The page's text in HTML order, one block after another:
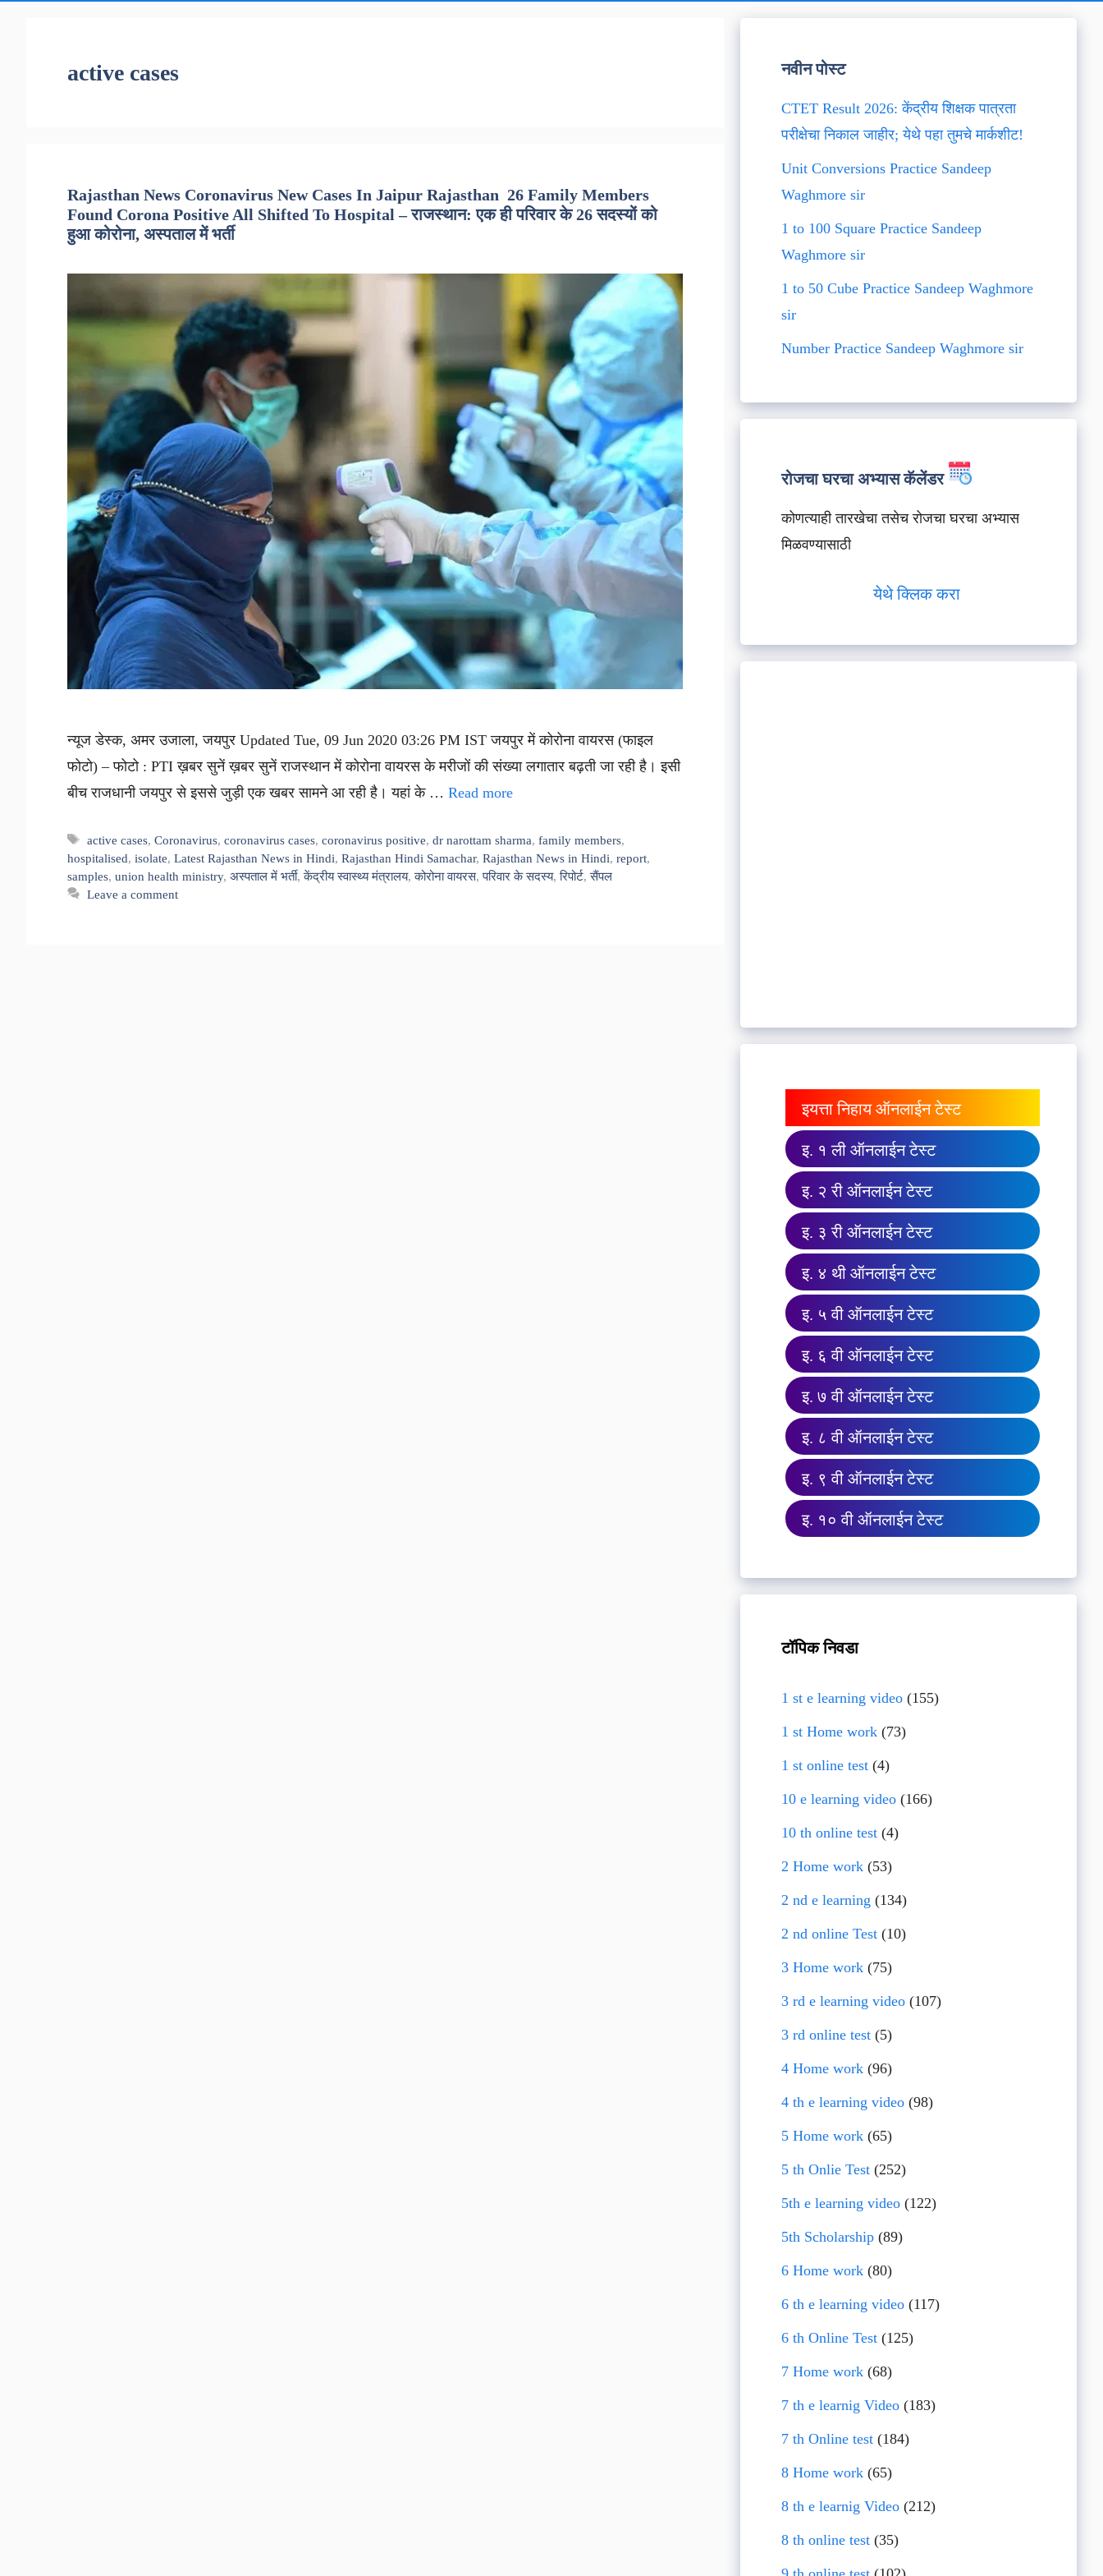
active cases
Rajasthan News Coronavirus New Cases In Jaipur Rajasthan 26 Family Members
Found Corona Positive All Shifted To Hospital – राजस्थान: एक ही परिवार के 26 सदस्यों को
हुआ कोरोना, अस्पताल में भर्ती
न्यूज डेस्क, अमर उजाला, जयपुर Updated Tue, 09 Jun 2020 03:26 PM IST जयपुर में कोरोना वायरस (फाइल
फोटो) – फोटो : PTI ख़बर सुनें ख़बर सुनें राजस्थान में कोरोना वायरस के मरीजों की संख्या लगातार बढ़ती जा रही है। इसी
बीच राजधानी जयपुर से इससे जुड़ी एक खबर सामने आ रही है। यहां के … Read more
Tags
active cases,Coronavirus,coronavirus cases,coronavirus positive,dr narottam sharma,family members,
hospitalised, isolate, Latest Rajasthan News in Hindi, Rajasthan Hindi Samachar, Rajasthan News in Hindi, report,
samples, union health ministry, अस्पताल में भर्ती,केंद्रीय स्वास्थ्य मंत्रालय,कोरोना वायरस,परिवार के सदस्य,रिपोर्ट,सैंपल
Leave a comment
नवीन पोस्ट
CTET Result 2026: केंद्रीय शिक्षक पात्रता
परीक्षेचा निकाल जाहीर; येथे पहा तुमचे मार्कशीट!
Unit Conversions Practice Sandeep
Waghmore sir
1 to 100 Square Practice Sandeep
Waghmore sir
1 to 50 Cube Practice Sandeep Waghmore
sir
Number Practice Sandeep Waghmore sir
रोजचा घरचा अभ्यास कॅलेंडर
कोणत्याही तारखेचा तसेच रोजचा घरचा अभ्यास
मिळवण्यासाठी
येथे क्लिक करा
इयत्ता निहाय ऑनलाईन टेस्ट
इ. १ ली ऑनलाईन टेस्ट
इ. २ री ऑनलाईन टेस्ट
इ. ३ री ऑनलाईन टेस्ट
इ. ४ थी ऑनलाईन टेस्ट
इ. ५ वी ऑनलाईन टेस्ट
इ. ६ वी ऑनलाईन टेस्ट
इ. ७ वी ऑनलाईन टेस्ट
इ. ८ वी ऑनलाईन टेस्ट
इ. ९ वी ऑनलाईन टेस्ट
इ. १० वी ऑनलाईन टेस्ट
टॉपिक निवडा
1 st e learning video(155)
1 st Home work(73)
1 st online test(4)
10 e learning video(166)
10 th online test(4)
2 Home work(53)
2 nd e learning (134)
2 nd online Test(10)
3 Home work(75)
3 rd e learning video(107)
3 rd online test(5)
4 Home work(96)
4 th e learning video(98)
5 Home work(65)
5 th Onlie Test(252)
5th e learning video(122)
5th Scholarship(89)
6 Home work(80)
6 th e learning video(117)
6 th Online Test(125)
7 Home work(68)
7 th e learnig Video(183)
7 th Online test(184)
8 Home work(65)
8 th e learnig Video(212)
8 th online test(35)